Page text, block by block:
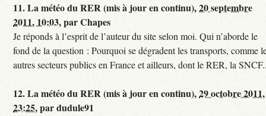
11.La météo du RER (mis à jour en continu),20 septembre
2011, 10:03,parChapes
Je réponds à l’esprit de l’auteur du site selon moi. Qui n’aborde le
fond de la question : Pourquoi se dégradent les transports, comme
autres secteurs publics en France et ailleurs, dont le RER, la
12.La météo du RER (mis à jour en continu),29 octobre 2011,
23:25,pardudule91